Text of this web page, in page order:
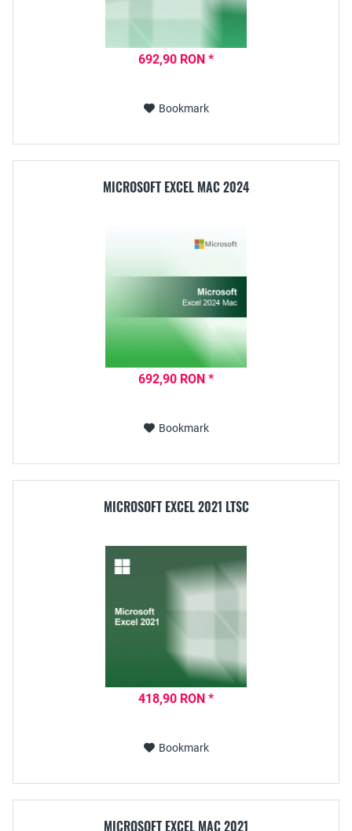
692,90 RON *
Bookmark
MICROSOFT EXCEL MAC 2024
692,90 RON *
Bookmark
MICROSOFT EXCEL 2021 LTSC
418,90 RON *
Bookmark
MICROSOFT EXCEL MAC 2021